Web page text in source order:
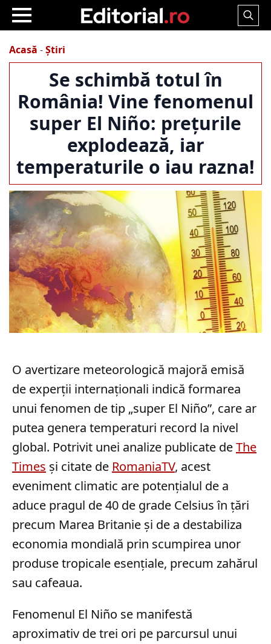
Search
Acasă -Știri
Se schimbă totul în
România! Vine fenomenul
super El Niño: prețurile
explodează, iar
temperaturile o iau razna!
O avertizare meteorologică majoră emisă
de experții internaționali indică formarea
unui fenomen de tip „super El Niño”, care ar
putea genera temperaturi record la nivel
global. Potrivit unei analize publicate deThe
Times și citate de RomaniaTV, acest
eveniment climatic are potențialul de a
aduce pragul de 40 de grade Celsius în țări
precum Marea Britanie și de a destabiliza
economia mondială prin scumpirea unor
produse tropicale esențiale, precum zahărul
sau cafeaua.
Fenomenul El Niño se manifestă
aproximativ de trei ori pe parcursul unui